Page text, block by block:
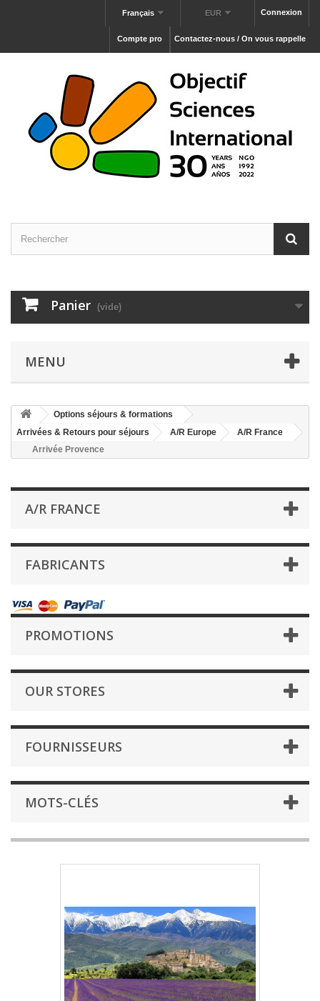
Connexion
EUR
Français
Contactez-nous / On vous rappelle
Compte pro
Panier (vide)
MENU
Options séjours & formations
Arrivées & Retours pour séjours
A/R Europe
A/R France
Arrivée Provence
A/R FRANCE
FABRICANTS
PROMOTIONS
OUR STORES
FOURNISSEURS
MOTS-CLÉS